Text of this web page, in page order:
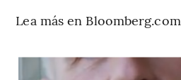
Lea más en Bloomberg.com